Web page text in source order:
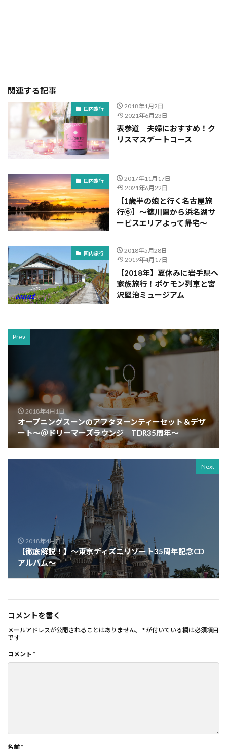
関連する記事
国内旅行
2018年1月2日
2021年6月23日
表参道 夫婦におすすめ！ク
リスマスデートコース
国内旅行
2017年11月17日
2021年6月22日
【1歳半の娘と行く名古屋旅
行⑥】～徳川園から浜名湖サ
ービスエリアよって帰宅～
国内旅行
2018年5月28日
2019年4月17日
【2018年】夏休みに岩手県へ
家族旅行！ポケモン列車と宮
沢堅治ミュージアム
Prev
2018年4月1日
オープニングスーンのアフタヌーンティーセット＆デザ
ート～＠ドリーマーズラウンジ TDR35周年～
Next
2018年4月7日
【徹底解説！】～東京ディズニリゾート35周年記念CD
アルバム～
コメントを書く
メールアドレスが公開されることはありません。 *が付いている欄は必須項目
です
コメント *
名前*